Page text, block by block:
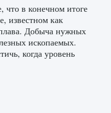
что в конечном итоге
известном как
Добыча нужных
ископаемых.
когда уровень